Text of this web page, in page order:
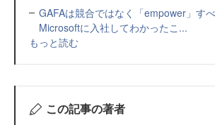
GAFAは競合ではなく「empower」す
Microsoftに入社してわかったこ...
もっと読む
この記事の著者